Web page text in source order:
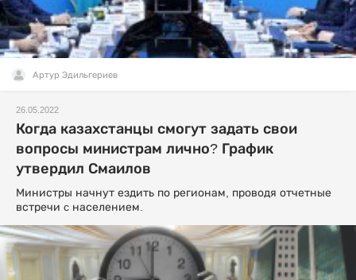
Артур Эдильгериев
26.05.2022
Когда казахстанцы смогут задать свои
вопросы министрам лично? График
утвердил Смаилов
Министры начнут ездить по регионам, проводя отчетные
встречи c населением.